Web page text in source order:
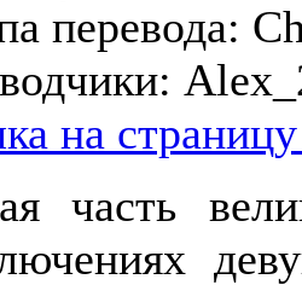
перевода:
на
часть